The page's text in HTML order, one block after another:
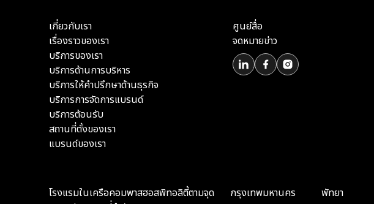
เกี่ยวกับเรา
เรื่องราวของเรา
บริการของเรา
บริการด้านการบริหาร
บริการให้คำปรึกษาด้านธุรกิจ
บริการการจัดการแบรนด์
บริการต้อนรับ
สถานที่ตั้งของเรา
แบรนด์ของเรา
ศูนย์สื่อ
จดหมายข่าว
โรงแรมในเครือคอมพาสฮอสพิทอลิตี้ตามจุด
กรุงเทพมหานคร พัทยา